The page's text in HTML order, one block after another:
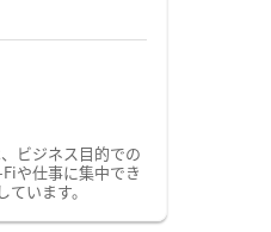
ビジネス目的での
や仕事に集中でき
います。